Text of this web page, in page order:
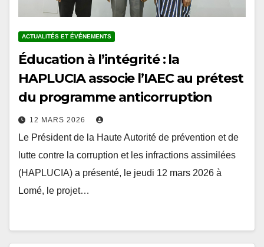
ACTUALITÉS ET ÉVÉNEMENTS
Éducation à l’intégrité : la
HAPLUCIA associe l’IAEC au prétest
du programme anticorruption
12 MARS 2026
Le Président de la Haute Autorité de prévention et de
lutte contre la corruption et les infractions assimilées
(HAPLUCIA) a présenté, le jeudi 12 mars 2026 à
Lomé, le projet…